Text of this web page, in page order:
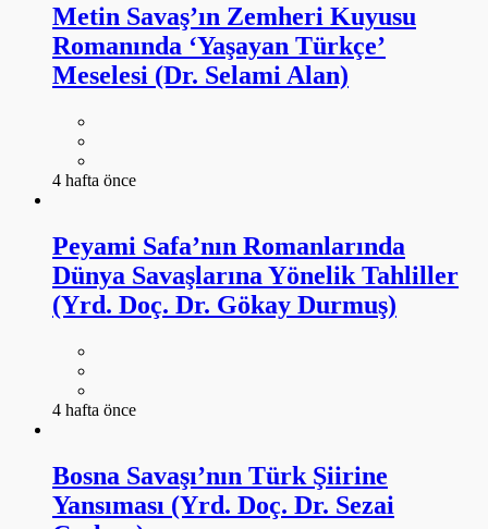
Metin Savaş’ın Zemheri Kuyusu
Romanında ‘Yaşayan Türkçe’
Meselesi (Dr. Selami Alan)
4 hafta önce
Peyami Safa’nın Romanlarında
Dünya Savaşlarına Yönelik Tahliller
(Yrd. Doç. Dr. Gökay Durmuş)
4 hafta önce
Bosna Savaşı’nın Türk Şiirine
Yansıması (Yrd. Doç. Dr. Sezai